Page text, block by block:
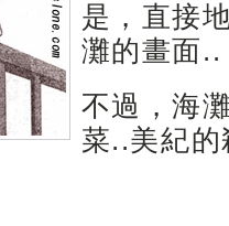
是，直接
灘的畫面..
不過，海
菜..美紀